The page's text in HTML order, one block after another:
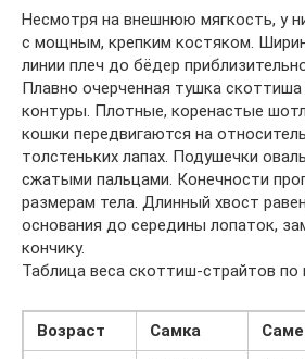
Несмотря на внешнюю мягкость, у
с мощным, крепким костяком.
линии плеч до бёдер
Плавно очерченная тушка
контуры. Плотные, коренастые
кошки передвигаются на
толстеньких лапах. Подушечки
сжатыми пальцами. Конечности
размерам тела. Длинный хвост
основания до середины лопаток,
кончику.
Таблица веса скоттиш-страйтов по
Возраст Самка